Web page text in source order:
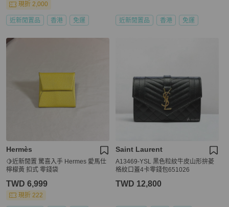
現折 2,000
近新閒置品 香港 免運 近新閒置品 香港 免運
Hermès
🍋近新閒置 驚喜入手 Hermes 愛馬仕
檸檬黃 扣式 零錢袋
TWD 6,999
現折 222
Saint Laurent
A13469-YSL 黑色粒紋牛皮山形拚菱
格紋口蓋4卡零錢包651026
TWD 12,800